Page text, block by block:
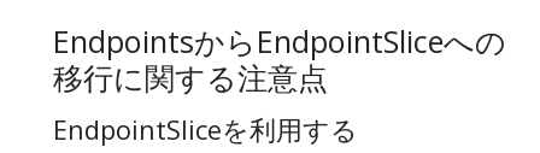
EndpointsからEndpointSliceへの
移行に関する注意点
EndpointSliceを利用する